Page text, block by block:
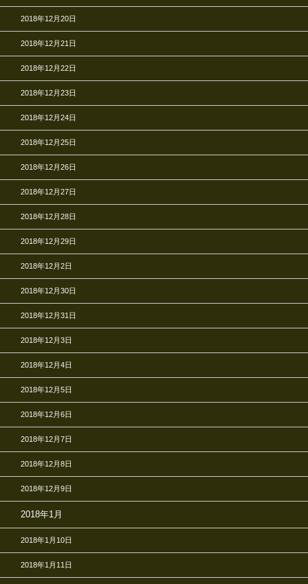
2018年12月20日
2018年12月21日
2018年12月22日
2018年12月23日
2018年12月24日
2018年12月25日
2018年12月26日
2018年12月27日
2018年12月28日
2018年12月29日
2018年12月2日
2018年12月30日
2018年12月31日
2018年12月3日
2018年12月4日
2018年12月5日
2018年12月6日
2018年12月7日
2018年12月8日
2018年12月9日
2018年1月
2018年1月10日
2018年1月11日